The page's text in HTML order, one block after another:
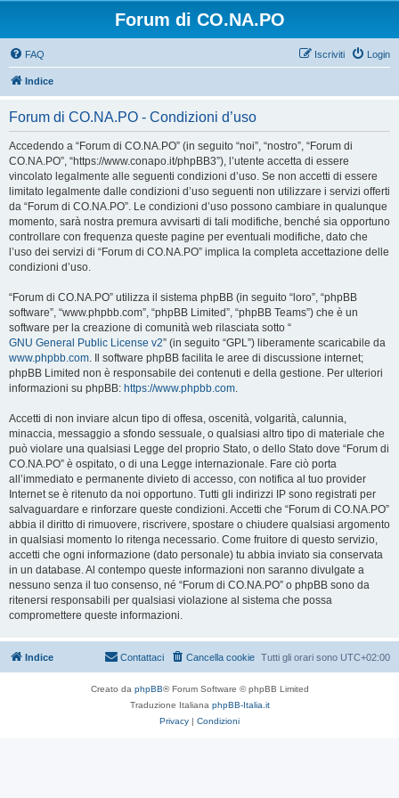
Forum di CO.NA.PO
FAQ Login
Iscriviti
Indice
Forum di CO.NA.PO - Condizioni d’uso
Accedendo a “Forum di CO.NA.PO” (in seguito “noi”, “nostro”, “Forum di
CO.NA.PO”, “https://www.conapo.it/phpBB3”), l’utente accetta di essere
vincolato legalmente alle seguenti condizioni d’uso. Se non accetti di essere
limitato legalmente dalle condizioni d’uso seguenti non utilizzare i servizi offerti
da “Forum di CO.NA.PO”. Le condizioni d’uso possono cambiare in qualunque
momento, sarà nostra premura avvisarti di tali modifiche, benché sia opportuno
controllare con frequenza queste pagine per eventuali modifiche, dato che
l’uso dei servizi di “Forum di CO.NA.PO” implica la completa accettazione delle
condizioni d’uso.
“Forum di CO.NA.PO” utilizza il sistema phpBB (in seguito “loro”, “phpBB
software”, “www.phpbb.com”, “phpBB Limited”, “phpBB Teams”) che è un
software per la creazione di comunità web rilasciata sotto “
GNU General Public License v2” (in seguito “GPL”) liberamente scaricabile da
www.phpbb.com. Il software phpBB facilita le aree di discussione internet;
phpBB Limited non è responsabile dei contenuti e della gestione. Per ulteriori
informazioni su phpBB: https://www.phpbb.com.
Accetti di non inviare alcun tipo di offesa, oscenità, volgarità, calunnia,
minaccia, messaggio a sfondo sessuale, o qualsiasi altro tipo di materiale che
può violare una qualsiasi Legge del proprio Stato, o dello Stato dove “Forum di
CO.NA.PO” è ospitato, o di una Legge internazionale. Fare ciò porta
all’immediato e permanente divieto di accesso, con notifica al tuo provider
Internet se è ritenuto da noi opportuno. Tutti gli indirizzi IP sono registrati per
salvaguardare e rinforzare queste condizioni. Accetti che “Forum di CO.NA.PO”
abbia il diritto di rimuovere, riscrivere, spostare o chiudere qualsiasi argomento
in qualsiasi momento lo ritenga necessario. Come fruitore di questo servizio,
accetti che ogni informazione (dato personale) tu abbia inviato sia conservata
in un database. Al contempo queste informazioni non saranno divulgate a
nessuno senza il tuo consenso, né “Forum di CO.NA.PO” o phpBB sono da
ritenersi responsabili per qualsiasi violazione al sistema che possa
compromettere queste informazioni.
Indice Tutti gli orari sono UTC+02:00
Cancella cookie
Contattaci
Creato da phpBB® Forum Software © phpBB Limited
Traduzione Italiana phpBB-Italia.it
Privacy | Condizioni